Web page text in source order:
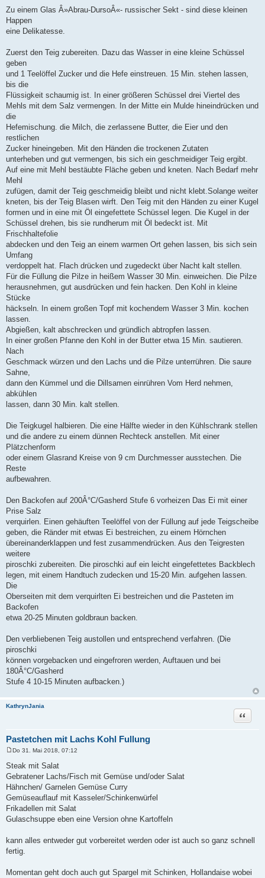
Zu einem Glas Â»Abrau-DursoÂ«- russischer Sekt - sind diese kleinen
Happen
eine Delikatesse.
Zuerst den Teig zubereiten. Dazu das Wasser in eine kleine Schüssel
geben
und 1 Teelöffel Zucker und die Hefe einstreuen. 15 Min. stehen lassen,
bis die
Flüssigkeit schaumig ist. In einer größeren Schüssel drei Viertel des
Mehls mit dem Salz vermengen. In der Mitte ein Mulde hineindrücken und
die
Hefemischung. die Milch, die zerlassene Butter, die Eier und den
restlichen
Zucker hineingeben. Mit den Händen die trockenen Zutaten
unterheben und gut vermengen, bis sich ein geschmeidiger Teig ergibt.
Auf eine mit Mehl bestäubte Fläche geben und kneten. Nach Bedarf mehr
Mehl
zufügen, damit der Teig geschmeidig bleibt und nicht klebt.Solange weiter
kneten, bis der Teig Blasen wirft. Den Teig mit den Händen zu einer Kugel
formen und in eine mit Öl eingefettete Schüssel legen. Die Kugel in der
Schüssel drehen, bis sie rundherum mit Öl bedeckt ist. Mit
Frischhaltefolie
abdecken und den Teig an einem warmen Ort gehen lassen, bis sich sein
Umfang
verdoppelt hat. Flach drücken und zugedeckt über Nacht kalt stellen.
Für die Füllung die Pilze in heißem Wasser 30 Min. einweichen. Die Pilze
herausnehmen, gut ausdrücken und fein hacken. Den Kohl in kleine
Stücke
häckseln. In einem großen Topf mit kochendem Wasser 3 Min. kochen
lassen.
Abgießen, kalt abschrecken und gründlich abtropfen lassen.
In einer großen Pfanne den Kohl in der Butter etwa 15 Min. sautieren.
Nach
Geschmack würzen und den Lachs und die Pilze unterrühren. Die saure
Sahne,
dann den Kümmel und die Dillsamen einrühren Vom Herd nehmen,
abkühlen
lassen, dann 30 Min. kalt stellen.
Die Teigkugel halbieren. Die eine Hälfte wieder in den Kühlschrank stellen
und die andere zu einem dünnen Rechteck anstellen. Mit einer
Plätzchenform
oder einem Glasrand Kreise von 9 cm Durchmesser ausstechen. Die
Reste
aufbewahren.
Den Backofen auf 200Â°C/Gasherd Stufe 6 vorheizen Das Ei mit einer
Prise Salz
verquirlen. Einen gehäuften Teelöffel von der Füllung auf jede Teigscheibe
geben, die Ränder mit etwas Ei bestreichen, zu einem Hörnchen
übereinanderklappen und fest zusammendrücken. Aus den Teigresten
weitere
piroschki zubereiten. Die piroschki auf ein leicht eingefettetes Backblech
legen, mit einem Handtuch zudecken und 15-20 Min. aufgehen lassen.
Die
Oberseiten mit dem verquirlten Ei bestreichen und die Pasteten im
Backofen
etwa 20-25 Minuten goldbraun backen.
Den verbliebenen Teig austollen und entsprechend verfahren. (Die
piroschki
können vorgebacken und eingefroren werden, Auftauen und bei
180Â°C/Gasherd
Stufe 4 10-15 Minuten aufbacken.)
KathrynJania
Pastetchen mit Lachs Kohl Fullung
Zitat
e
i
t
r
a
g
Do 31. Mai 2018, 07:12
Steak mit Salat
Gebratener Lachs/Fisch mit Gemüse und/oder Salat
Hähnchen/ Garnelen Gemüse Curry
Gemüseauflauf mit Kasseler/Schinkenwürfel
Frikadellen mit Salat
Gulaschsuppe eben eine Version ohne Kartoffeln
kann alles entweder gut vorbereitet werden oder ist auch so ganz schnell
fertig.
Momentan geht doch auch gut Spargel mit Schinken, Hollandaise wobei